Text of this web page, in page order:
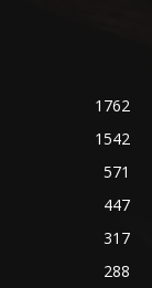
1762
1542
571
447
317
288